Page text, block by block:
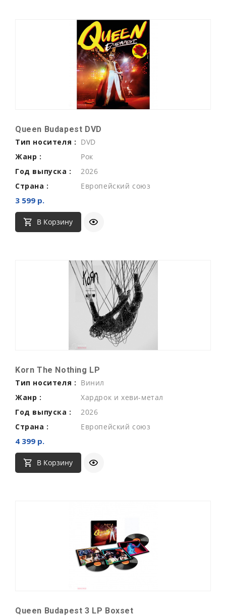
Queen Budapest DVD
Тип носителя : DVD
Жанр :
Рок
Год выпуска :
2026
Страна :
Европейский союз
3 599 р.
В Корзину
Korn The Nothing LP
Тип носителя : Винил
Жанр :
Хардрок и хеви-метал
Год выпуска :
2026
Страна :
Европейский союз
4 399 р.
В Корзину
Queen Budapest 3 LP Boxset